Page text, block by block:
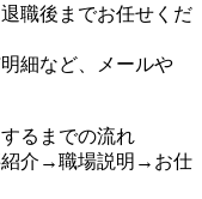
職後までお任せくだ
細など、メールや
るまでの流れ
介→職場説明→お仕